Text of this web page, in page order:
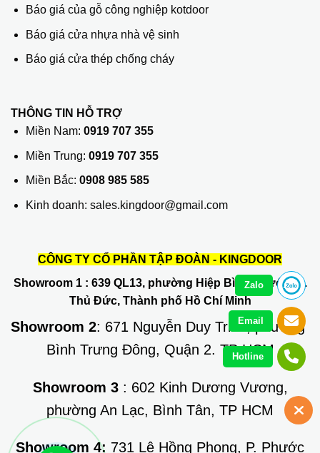
Báo giá của gỗ công nghiệp kotdoor
Báo giá cửa nhựa nhà vệ sinh
Báo giá cửa thép chống cháy
THÔNG TIN HỖ TRỢ
Miền Nam: 0919 707 355
Miền Trung: 0919 707 355
Miền Bắc: 0908 985 585
Kinh doanh: sales.kingdoor@gmail.com
CÔNG TY CỔ PHẦN TẬP ĐOÀN - KINGDOOR
Showroom 1: 639 QL13, phường Hiệp Bình Phước, Q.
Thủ Đức, Thành phố Hồ Chí Minh
Showroom 2: 671 Nguyễn Duy Trinh, phường
Bình Trưng Đông, Quận 2. TP HCM
Showroom 3: 602 Kinh Dương Vương,
phường An Lạc, Bình Tân, TP HCM
Showroom 4: 731 Lê Hồng Phong, P. Phước
Zalo
Email
Hotline